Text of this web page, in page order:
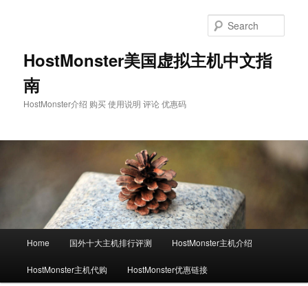
HostMonster美国虚拟主机中文指
南
HostMonster介绍 购买 使用说明 评论 优惠码
Home 国外十大主机排行评测 HostMonster主机介绍
HostMonster主机代购 HostMonster优惠链接